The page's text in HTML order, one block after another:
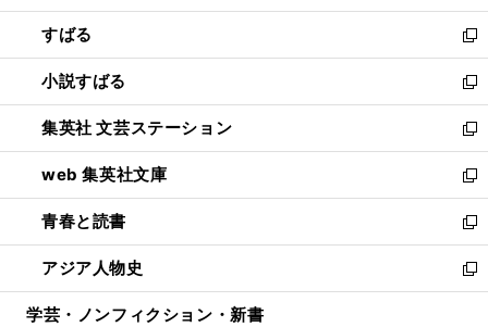
開
く
ウ
で
開
く
ン
ド
ウ
で
開
く
すばる
新
し
い
ウ
ィ
ン
ド
ウ
で
開
く
小説すばる
新
し
い
ウ
ィ
ン
ド
ウ
で
開
集英社 文芸ステーション
新
し
い
ウ
ィ
ン
ド
ウ
web 集英社文庫
新
し
い
ウ
ィ
ン
青春と読書
新
し
い
ウ
アジア人物史
新
し
学芸・ノンフィクション・新書